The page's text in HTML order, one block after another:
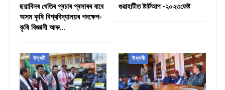
ছয়াবিনৰ খেতিৰ প্ৰচাৰ প্ৰসাৰৰ বাবে
অসম কৃষি বিশ্ববিদ্যালয়ৰ পদক্ষেপ-
কৃষি বিজ্ঞানী আৰু…
গুৱাহাটীত ষ্টাৰ্টআপ -২০২৩ফেষ্ট
উদ্যমী উদ্যমী